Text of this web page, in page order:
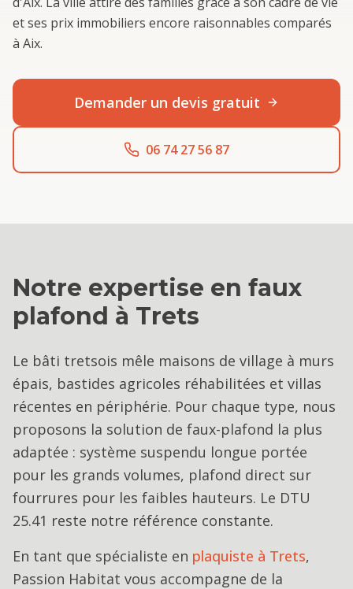
et ses prix immobiliers encore raisonnables comparés
à Aix.
Demander un devis gratuit
06 74 27 56 87
Notre expertise en faux
plafond à Trets
Le bâti tretsois mêle maisons de village à murs
épais, bastides agricoles réhabilitées et villas
récentes en périphérie. Pour chaque type, nous
proposons la solution de faux-plafond la plus
adaptée : système suspendu longue portée
pour les grands volumes, plafond direct sur
fourrures pour les faibles hauteurs. Le DTU
25.41 reste notre référence constante.
En tant que spécialiste en plaquiste à Trets,
Passion Habitat vous accompagne de la